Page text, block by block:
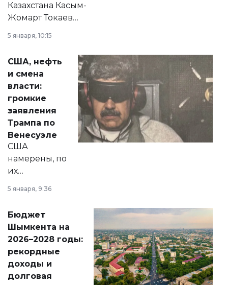
Казахстана Касым-
Жомарт Токаев
сразу несколько
актуальных тем —
от слухов о
политических
реформах до
вопросов армии,
экономики и
личного здоровья.
5 января, 10:15
США, нефть
и смена
власти:
громкие
заявления
Трампа по
Венесуэле
США
намерены, по
их
принести
народу
Венесуэлы.
5 января, 9:36
Бюджет
Шымкента на
2026–2028 годы:
рекордные
доходы и
долговая